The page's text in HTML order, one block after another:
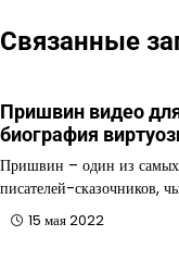
Связанные
Пришвин видео
биография
Пришвин – один из самых
писателей-сказочников,
15 мая 2022